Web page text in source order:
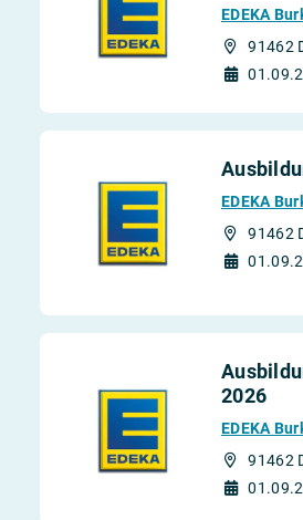
EDEKA
91462
EDEKA
91462
2026
EDEKA
91462